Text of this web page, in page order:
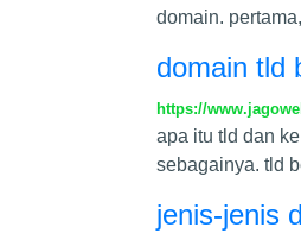
domain.
domain tld
https://
apa itu tld dan
sebagainya. tld
jenis-jenis